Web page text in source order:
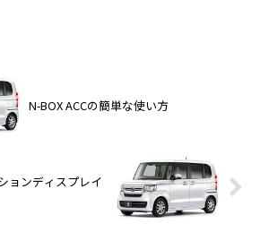
N-BOX ACCの簡単な使い方
ョンディスプレイ